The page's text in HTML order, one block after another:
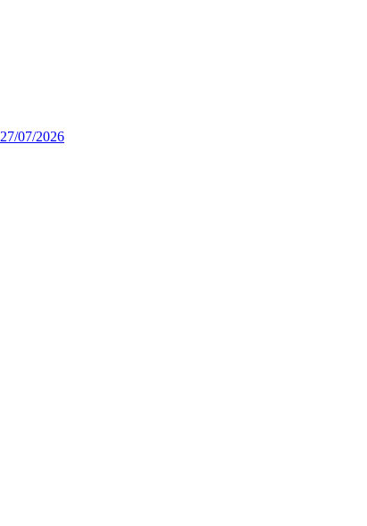
27/07/2026